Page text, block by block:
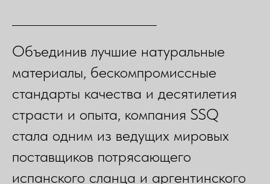
Объединив лучшие натуральные
материалы, бескомпромиссные
стандарты качества и десятилетия
страсти и опыта, компания SSQ
стала одним из ведущих мировых
поставщиков потрясающего
испанского сланца и аргентинского